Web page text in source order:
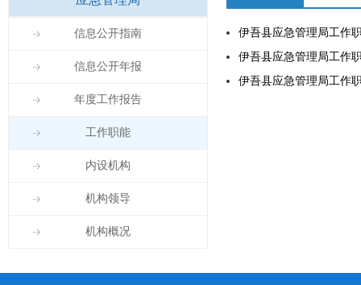
信息公开指南
信息公开年报
年度工作报告
工作职能
内设机构
机构领导
机构概况
伊吾县应急管理局工作
伊吾县应急管理局工作
伊吾县应急管理局工作